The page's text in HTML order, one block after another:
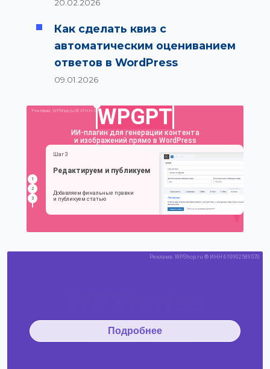
20.02.2026
Как сделать квиз с
автоматическим оцениванием
ответов в WordPress
09.01.2026